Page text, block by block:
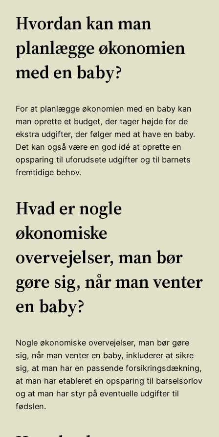
Hvordan kan man
planlægge økonomien
med en baby?
For at planlægge økonomien med en baby kan
man oprette et budget, der tager højde for de
ekstra udgifter, der følger med at have en baby.
Det kan også være en god idé at oprette en
opsparing til uforudsete udgifter og til barnets
fremtidige behov.
Hvad er nogle
økonomiske
overvejelser, man bør
gøre sig, når man venter
en baby?
Nogle økonomiske overvejelser, man bør gøre
sig, når man venter en baby, inkluderer at sikre
sig, at man har en passende forsikringsdækning,
at man har etableret en opsparing til barselsorlov
og at man har styr på eventuelle udgifter til
fødslen.